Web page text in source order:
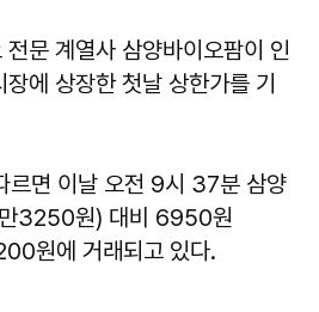
전문 계열사 삼양바이오팜이 인
에 상장한 첫날 상한가를 기
르면 이날 오전 9시 37분 삼양
3250원) 대비 6950원
원에 거래되고 있다.